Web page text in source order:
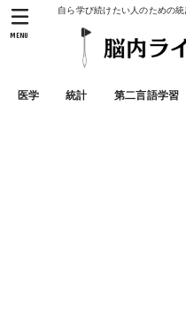
自ら学び続けたい人のための
医学 統計 第二言語学習
MENU